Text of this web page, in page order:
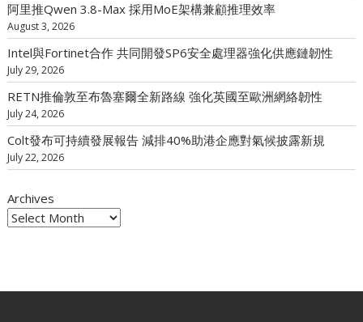
阿里推Qwen 3.8-Max 採用MoE架構兼顧推理效率
August 3, 2026
Intel與Fortinet合作 共同開發SP6安全處理器強化供應鏈韌性
July 29, 2026
RETN推倫敦至布魯塞爾全新路線 強化英國至歐洲網絡韌性
July 24, 2026
Colt發布可持續發展報告 減排40%助港企應對氣候披露新規
July 22, 2026
Archives